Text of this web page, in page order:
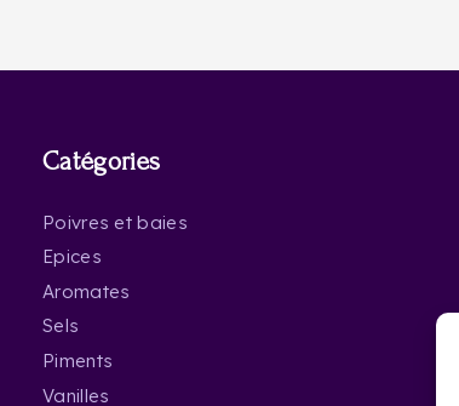
Catégories
Poivres et baies
Epices
Aromates
Sels
Piments
Vanilles